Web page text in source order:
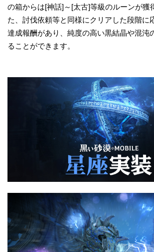
の箱からは[神話]～[太古]等級のルーンが獲
た、討伐依頼等と同様にクリアした段階に
達成報酬があり、純度の高い黒結晶や混沌
ることができます。